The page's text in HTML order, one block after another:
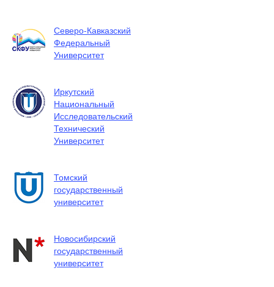
Северо-Кавказский
Федеральный
Университет
Иркутский
Национальный
Исследовательский
Технический
Университет
Томский
государственный
университет
Новосибирский
государственный
университет